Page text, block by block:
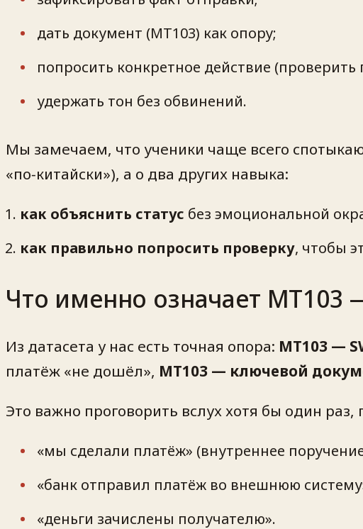
дать документ (MT103) как опору;
попросить конкретное действие
удержать тон без обвинений.
Мы замечаем, что ученики чаще всего
«по‑китайски»), а о два других навыка:
как объяснить статус без эмоциональной
как правильно попросить проверку, чтобы
Что именно означает
Из датасета у нас есть точная опора: MT103 —
платёж «не дошёл», MT103 — ключевой
Это важно проговорить вслух хотя бы один
«мы сделали платёж» (внутреннее
«банк отправил платёж во внешнюю
«деньги зачислены получателю».